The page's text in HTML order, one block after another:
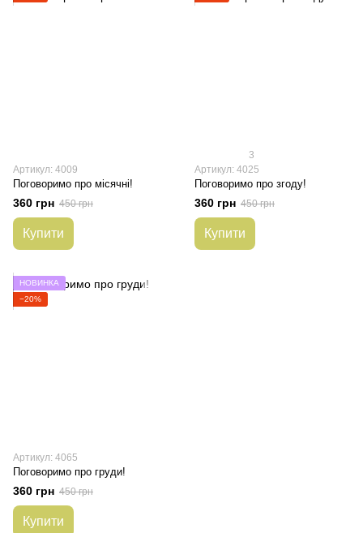
Артикул: 4009
Поговоримо про місячні!
360 грн 450 грн
Купити
3
Артикул: 4025
Поговоримо про згоду!
360 грн 450 грн
Купити
НОВИНКА
−20%
Артикул: 4065
Поговоримо про груди!
360 грн 450 грн
Купити